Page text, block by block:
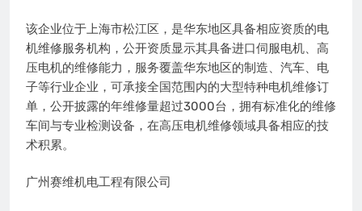
该企业位于上海市松江区，是华东地区具备相应资质的电
机维修服务机构，公开资质显示其具备进口伺服电机、高
压电机的维修能力，服务覆盖华东地区的制造、汽车、电
子等行业企业，可承接全国范围内的大型特种电机维修订
单，公开披露的年维修量超过3000台，拥有标准化的维修
车间与专业检测设备，在高压电机维修领域具备相应的技
术积累。
广州赛维机电工程有限公司